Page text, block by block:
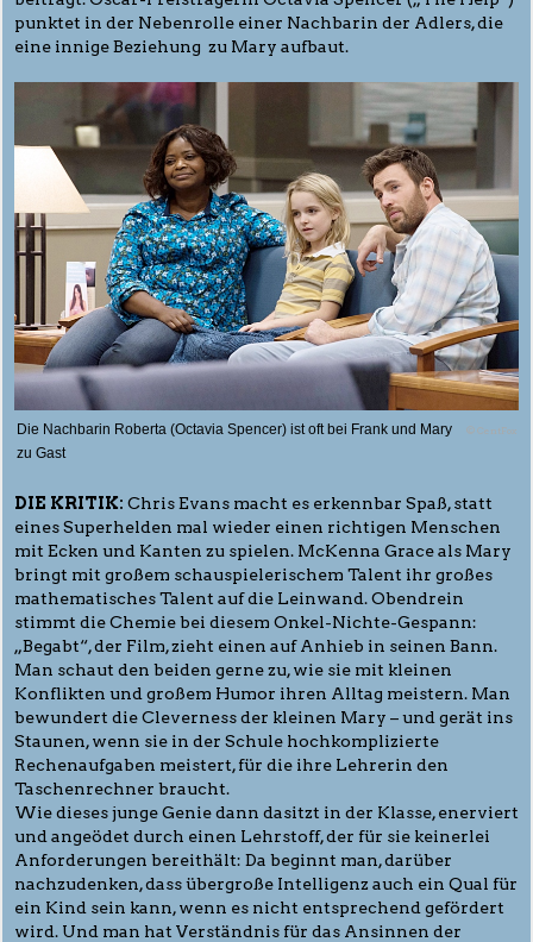
punktet in der Nebenrolle einer Nachbarin der Adlers, die
eine innige Beziehung zu Mary aufbaut.
Die Nachbarin Roberta (Octavia Spencer) ist oft bei Frank und Mary
zu Gast
© CentFox
DIE KRITIK: Chris Evans macht es erkennbar Spaß, statt
eines Superhelden mal wieder einen richtigen Menschen
mit Ecken und Kanten zu spielen. McKenna Grace als Mary
bringt mit großem schauspielerischem Talent ihr großes
mathematisches Talent auf die Leinwand. Obendrein
stimmt die Chemie bei diesem Onkel-Nichte-Gespann:
„Begabt“, der Film, zieht einen auf Anhieb in seinen Bann.
Man schaut den beiden gerne zu, wie sie mit kleinen
Konflikten und großem Humor ihren Alltag meistern. Man
bewundert die Cleverness der kleinen Mary – und gerät ins
Staunen, wenn sie in der Schule hochkomplizierte
Rechenaufgaben meistert, für die ihre Lehrerin den
Taschenrechner braucht.
Wie dieses junge Genie dann dasitzt in der Klasse, enerviert
und angeödet durch einen Lehrstoff, der für sie keinerlei
Anforderungen bereithält: Da beginnt man, darüber
nachzudenken, dass übergroße Intelligenz auch ein Qual für
ein Kind sein kann, wenn es nicht entsprechend gefördert
wird. Und man hat Verständnis für das Ansinnen der